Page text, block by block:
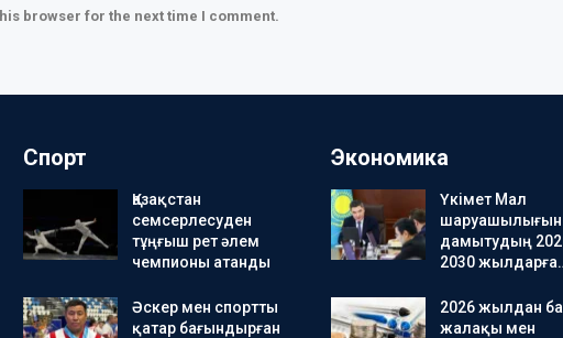
browser for the next time I comment.
Спорт
Қазақстан
семсерлесуден
тұңғыш рет әлем
чемпионы атанды
Әскер мен спортты
қатар бағындырған
Экономика
Үкімет Мал
шаруашылығын
дамытудың
2030
2026 жылдан
жалақы мен